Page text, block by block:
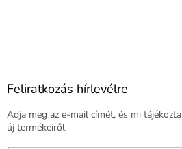
Feliratkozás hírlevélre
Adja meg az e-mail címét, és mi
új termékeiről.